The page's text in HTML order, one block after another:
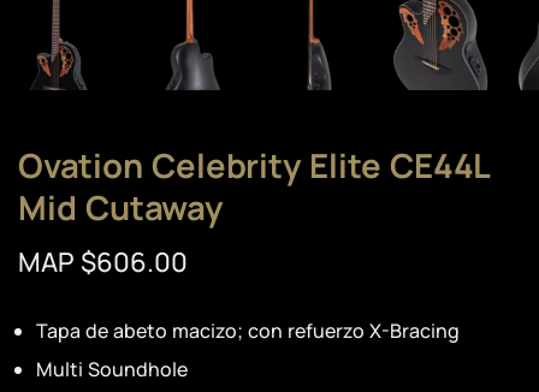
Ovation Celebrity Elite CE44L
Mid Cutaway
MAP $606.00
Tapa de abeto macizo; con refuerzo X-Bracing
Multi Soundhole